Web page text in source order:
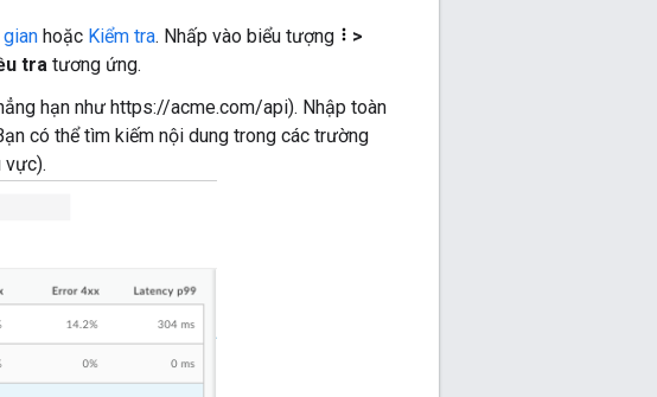
gian hoặc Kiểm tra. Nhấp vào biểu tượng
>
tra tương ứng.
hạn như https://acme.com/api). Nhập toàn
có thể tìm kiếm nội dung trong các trường
vực).